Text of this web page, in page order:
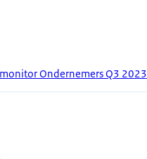
Ondernemers Q3 2023